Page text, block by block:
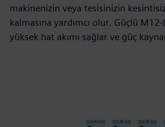
makinenizin veya tesisinizin
kalmasına yardımcı olur. Güçlü M12-
yüksek hat akımı sağlar ve güç